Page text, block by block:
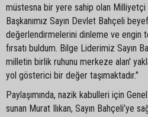
müstesna bir yere sahip olan
Başkanımız Sayın Devlet Bahçeli
değerlendirmelerini dinleme ve engin
fırsatı buldum. Bilge Liderimiz Sayın
milletin birlik ruhunu merkeze alan'
yol gösterici bir değer taşımaktadır."
Paylaşımında, nazik kabulleri için
sunan Murat Ilıkan, Sayın Bahçeli’ye